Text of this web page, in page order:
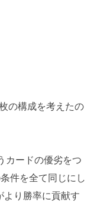
の構成を考えたの
カードの優劣をつ
件を全て同じにし
より勝率に貢献す